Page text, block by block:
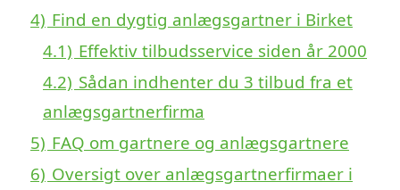
4) Find en dygtig anlægsgartner i Birket
4.1) Effektiv tilbudsservice siden år 2000
4.2) Sådan indhenter du 3 tilbud fra et
anlægsgartnerfirma
5) FAQ om gartnere og anlægsgartnere
6) Oversigt over anlægsgartnerfirmaer i